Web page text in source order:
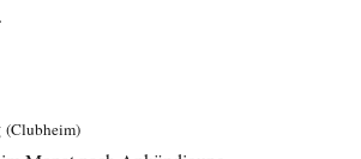
(Clubheim)